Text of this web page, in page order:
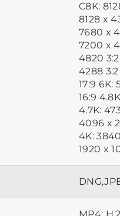
C8K:
8128 x
7680 x
7200 x
4820
4288
17:9 6K:
16:9
4.7K:
4096 x
4K:
1920 x